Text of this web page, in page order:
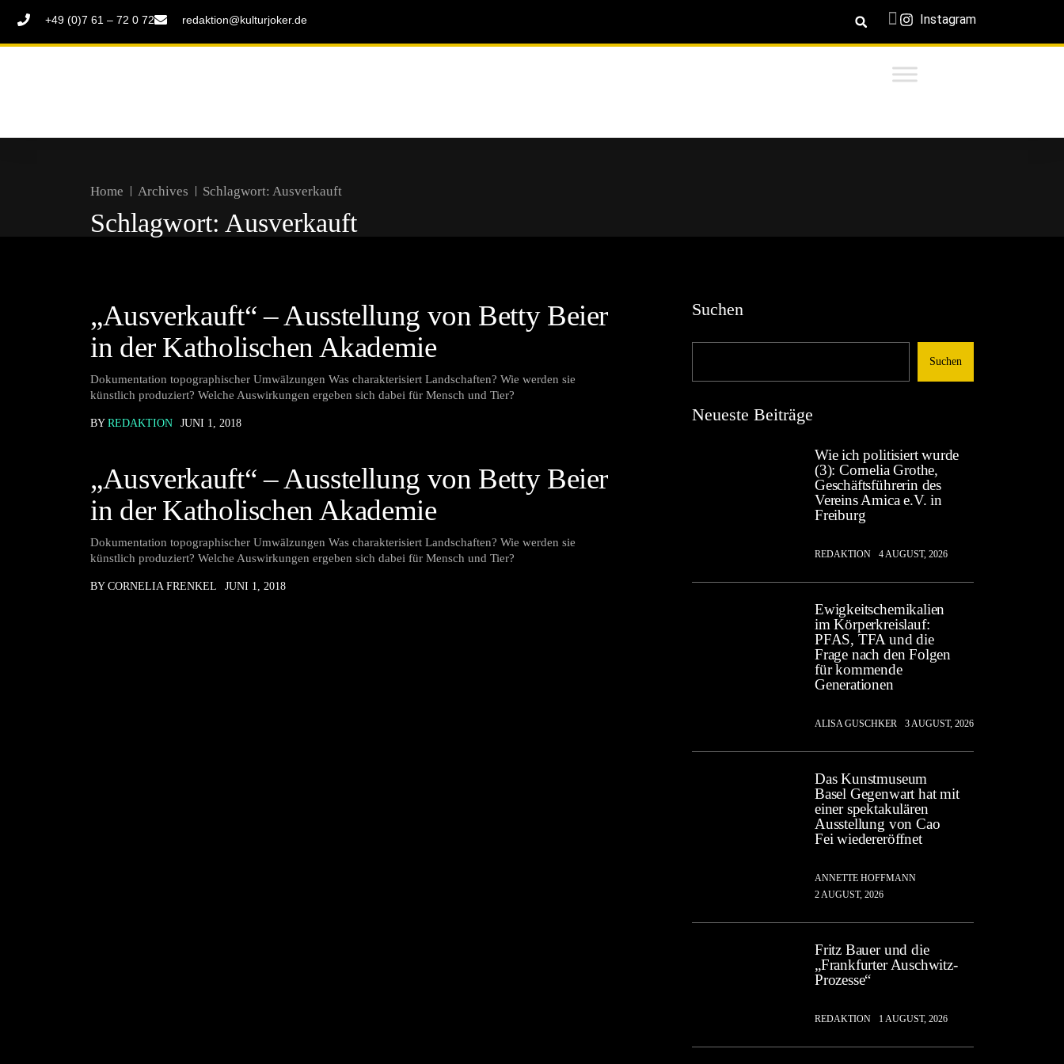
+49 (0)7 61 – 72 0 72 redaktion@kulturjoker.de Instagram
Home Archives Schlagwort: Ausverkauft
Schlagwort: Ausverkauft
„Ausverkauft“ – Ausstellung von Betty Beier
in der Katholischen Akademie
Dokumentation topographischer Umwälzungen Was charakterisiert Landschaften? Wie werden sie
künstlich produziert? Welche Auswirkungen ergeben sich dabei für Mensch und Tier?
BY REDAKTION JUNI 1, 2018
„Ausverkauft“ – Ausstellung von Betty Beier
in der Katholischen Akademie
Dokumentation topographischer Umwälzungen Was charakterisiert Landschaften? Wie werden sie
künstlich produziert? Welche Auswirkungen ergeben sich dabei für Mensch und Tier?
BY CORNELIA FRENKEL JUNI 1, 2018
Suchen
Suchen
Neueste Beiträge
Wie ich politisiert wurde
(3): Cornelia Grothe,
Geschäftsführerin des
Vereins Amica e.V. in
Freiburg
REDAKTION 4 AUGUST, 2026
Ewigkeitschemikalien
im Körperkreislauf:
PFAS, TFA und die
Frage nach den Folgen
für kommende
Generationen
ALISA GUSCHKER 3 AUGUST, 2026
Das Kunstmuseum
Basel Gegenwart hat mit
einer spektakulären
Ausstellung von Cao
Fei wiedereröffnet
ANNETTE HOFFMANN
2 AUGUST, 2026
Fritz Bauer und die
„Frankfurter Auschwitz-
Prozesse“
REDAKTION 1 AUGUST, 2026